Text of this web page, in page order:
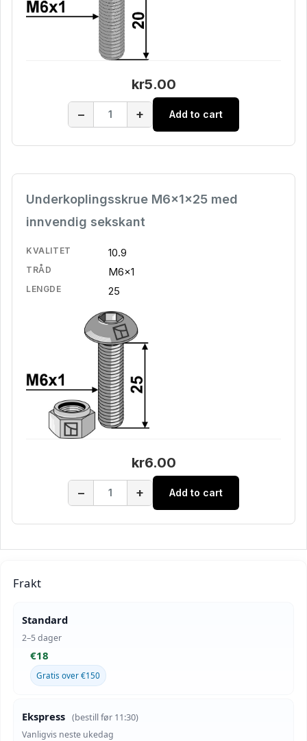
kr5.00
− + Add to cart
Underkoplingsskrue M6x1x25 med
innvendig sekskant
KVALITET 10.9
TRÅD M6x1
LENGDE 25
kr6.00
− + Add to cart
Frakt
Standard
2–5 dager
€18
Gratis over €150
Ekspress (bestill før 11:30)
Vanligvis neste ukedag